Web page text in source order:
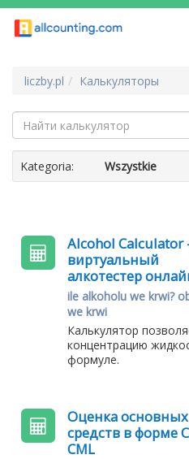
liczby.pl Калькуляторы
Kategoria: Wszystkie
Alcohol Calculator
виртуальный
алкотестер
ile alkoholu we krwi?
we krwi
Калькулятор
концентрацию
формуле.
Оценка основных
средств в форме
CML